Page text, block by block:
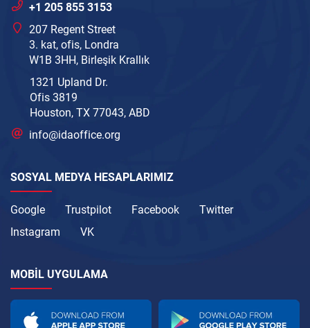
+1 205 855 3153
207 Regent Street
3. kat, ofis, Londra
W1B 3HH, Birleşik Krallık
1321 Upland Dr.
Ofis 3819
Houston, TX 77043, ABD
info@idaoffice.org
SOSYAL MEDYA HESAPLARIMIZ
Google Trustpilot Facebook
Twitter
Instagram
VK
MOBIL UYGULAMA